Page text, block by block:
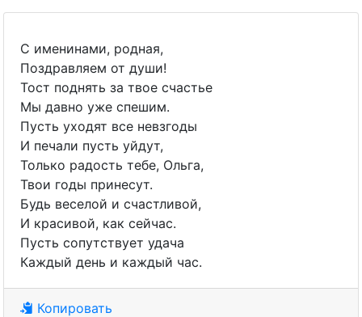
С именинами, родная,
Поздравляем от души!
Тост поднять за твое счастье
Мы давно уже спешим.
Пусть уходят все невзгоды
И печали пусть уйдут,
Только радость тебе, Ольга,
Твои годы принесут.
Будь веселой и счастливой,
И красивой, как сейчас.
Пусть сопутствует удача
Каждый день и каждый час.
Копировать